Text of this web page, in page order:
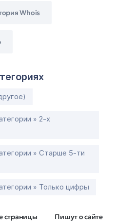
Whois
» 2-х
» Старше 5-ти
» Только цифры
страницы Пишут о сайте